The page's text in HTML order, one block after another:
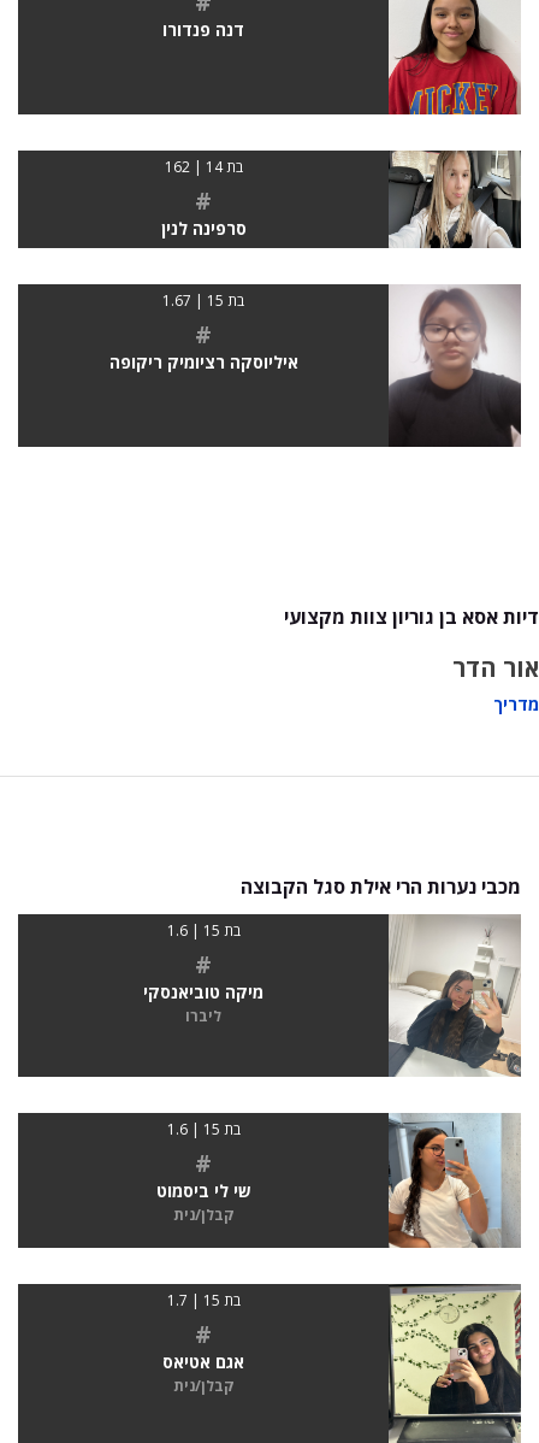
דנה פנדורו
בת 14 | 162
#
סרפינה לנין
בת 15 | 1.67
#
איליוסקה רציומיק ריקופה
דיות אסא בן גוריון צוות מקצועי
אור הדר
מדריך
מכבי נערות הרי אילת סגל הקבוצה
בת 15 | 1.6
#
מיקה טוביאנסקי
ליברו
בת 15 | 1.6
#
שי לי ביסמוט
קבלן/נית
בת 15 | 1.7
#
אגם אטיאס
קבלן/נית